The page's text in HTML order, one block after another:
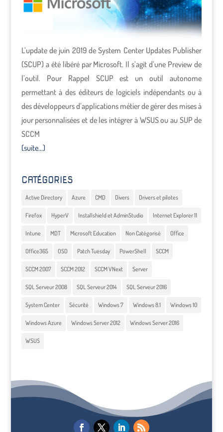
L’update de juin 2019 de System Center Updates Publisher
(SCUP) a été libéré par Microsoft. Il s’agit d’une Preview de
l’outil. Pour Rappel SCUP est un outil autonome
permettant à des éditeurs de logiciels indépendants ou à
des développeurs d’applications métier de gérer des mises à
jour personnalisées et de les intégrer à WSUS ou au SUP de
SCCM
(suite…)
CATÉGORIES
Active Directory Azure CMD Divers Drivers et pilotes
Firefox HyperV Installshield et AdminStudio Internet Explorer 11
Intune MDT Microsoft Education Non Catégorisé Office
Office365 OSD Patch Tuesday PowerShell SCCM
SCCM 2007 SCCM 2012 SCCM VNext Server
SQL Serveur 2008 SQL Serveur 2014 SQL Serveur 2016
System Center Sécurité Windows 7 Windows 8.1 Windows 10
Windows Azure Windows Server 2012 Windows Server 2016
WSUS